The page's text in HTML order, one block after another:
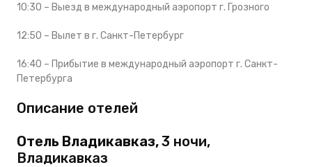
10:30 – Выезд в международный аэропорт г. Грозного
12:50 – Вылет в г. Санкт-Петербург
16:40 – Прибытие в международный аэропорт г. Санкт-
Петербурга
Описание отелей
Отель Владикавказ,3 ночи,
Владикавказ